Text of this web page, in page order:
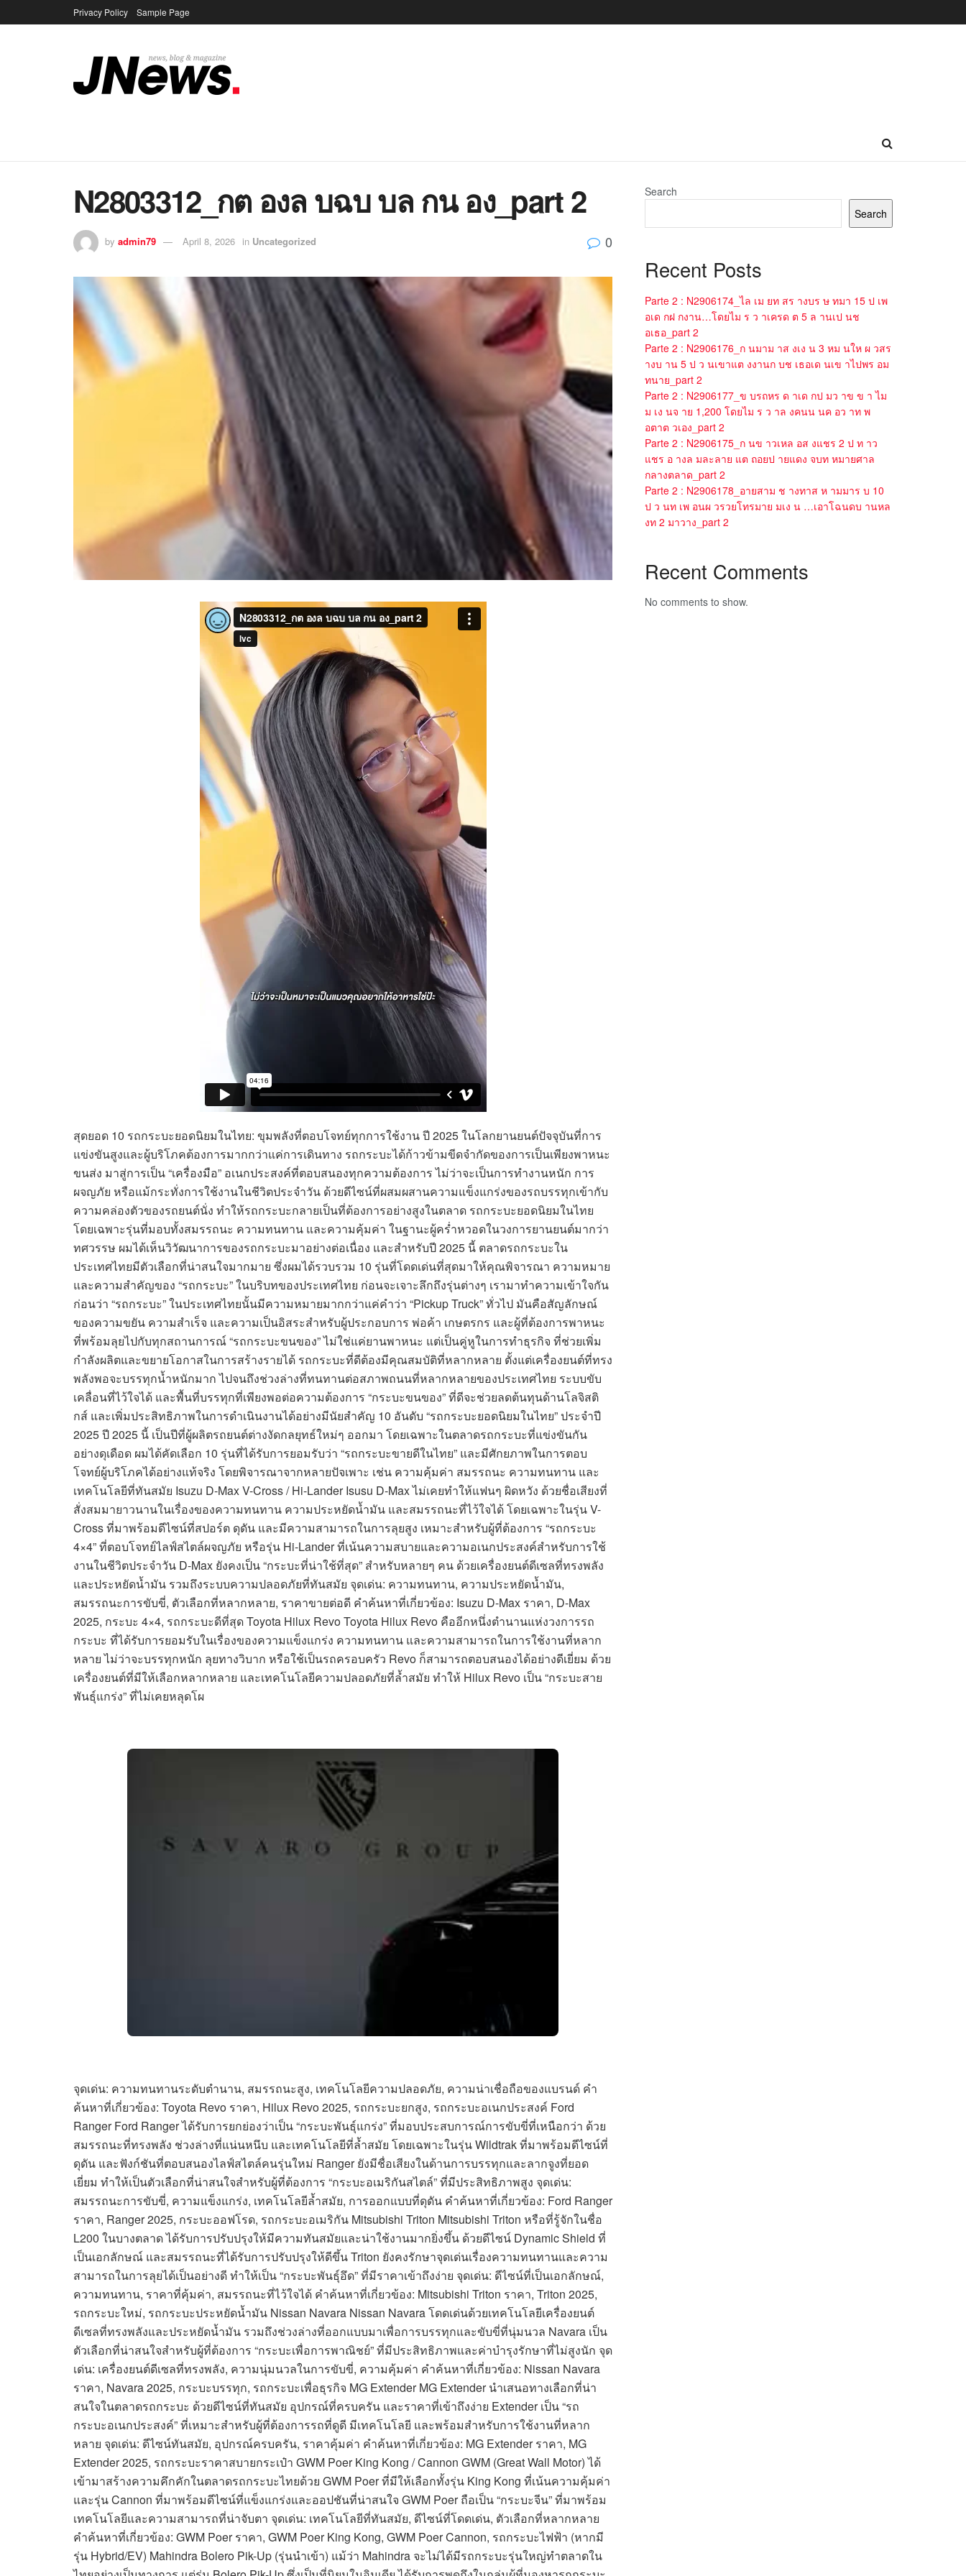
Privacy Policy Sample Page
N2803312_กต องล บฉบ บล กน อง_part 2
by admin79 April 8, 2026 in Uncategorized 0
สุดยอด 10 รถกระบะยอดนิยมในไทย: ขุมพลังที่ตอบโจทย์ทุกการใช้งาน ปี 2025 ในโลกยานยนต์ปัจจุบันที่การ
แข่งขันสูงและผู้บริโภคต้องการมากกว่าแค่การเดินทาง รถกระบะได้ก้าวข้ามขีดจำกัดของการเป็นเพียงพาหนะ
ขนส่ง มาสู่การเป็น “เครื่องมือ” อเนกประสงค์ที่ตอบสนองทุกความต้องการ ไม่ว่าจะเป็นการทำงานหนัก การ
ผจญภัย หรือแม้กระทั่งการใช้งานในชีวิตประจำวัน ด้วยดีไซน์ที่ผสมผสานความแข็งแกร่งของรถบรรทุกเข้ากับ
ความคล่องตัวของรถยนต์นั่ง ทำให้รถกระบะกลายเป็นที่ต้องการอย่างสูงในตลาด รถกระบะยอดนิยมในไทย
โดยเฉพาะรุ่นที่มอบทั้งสมรรถนะ ความทนทาน และความคุ้มค่า ในฐานะผู้คร่ำหวอดในวงการยานยนต์มากว่า
ทศวรรษ ผมได้เห็นวิวัฒนาการของรถกระบะมาอย่างต่อเนื่อง และสำหรับปี 2025 นี้ ตลาดรถกระบะใน
ประเทศไทยมีตัวเลือกที่น่าสนใจมากมาย ซึ่งผมได้รวบรวม 10 รุ่นที่โดดเด่นที่สุดมาให้คุณพิจารณา ความหมาย
และความสำคัญของ “รถกระบะ” ในบริบทของประเทศไทย ก่อนจะเจาะลึกถึงรุ่นต่างๆ เรามาทำความเข้าใจกัน
ก่อนว่า “รถกระบะ” ในประเทศไทยนั้นมีความหมายมากกว่าแค่คำว่า “Pickup Truck” ทั่วไป มันคือสัญลักษณ์
ของความขยัน ความสำเร็จ และความเป็นอิสระสำหรับผู้ประกอบการ พ่อค้า เกษตรกร และผู้ที่ต้องการพาหนะ
ที่พร้อมลุยไปกับทุกสถานการณ์ “รถกระบะขนของ” ไม่ใช่แค่ยานพาหนะ แต่เป็นคู่หูในการทำธุรกิจ ที่ช่วยเพิ่ม
กำลังผลิตและขยายโอกาสในการสร้างรายได้ รถกระบะที่ดีต้องมีคุณสมบัติที่หลากหลาย ตั้งแต่เครื่องยนต์ที่ทรง
พลังพอจะบรรทุกน้ำหนักมาก ไปจนถึงช่วงล่างที่ทนทานต่อสภาพถนนที่หลากหลายของประเทศไทย ระบบขับ
เคลื่อนที่ไว้ใจได้ และพื้นที่บรรทุกที่เพียงพอต่อความต้องการ “กระบะขนของ” ที่ดีจะช่วยลดต้นทุนด้านโลจิสติ
กส์ และเพิ่มประสิทธิภาพในการดำเนินงานได้อย่างมีนัยสำคัญ 10 อันดับ “รถกระบะยอดนิยมในไทย” ประจำปี
2025 ปี 2025 นี้ เป็นปีที่ผู้ผลิตรถยนต์ต่างงัดกลยุทธ์ใหม่ๆ ออกมา โดยเฉพาะในตลาดรถกระบะที่แข่งขันกัน
อย่างดุเดือด ผมได้คัดเลือก 10 รุ่นที่ได้รับการยอมรับว่า “รถกระบะขายดีในไทย” และมีศักยภาพในการตอบ
โจทย์ผู้บริโภคได้อย่างแท้จริง โดยพิจารณาจากหลายปัจเพาะ เช่น ความคุ้มค่า สมรรถนะ ความทนทาน และ
เทคโนโลยีที่ทันสมัย Isuzu D-Max V-Cross / Hi-Lander Isusu D-Max ไม่เคยทำให้แฟนๆ ผิดหวัง ด้วยชื่อเสียงที่
สั่งสมมายาวนานในเรื่องของความทนทาน ความประหยัดน้ำมัน และสมรรถนะที่ไว้ใจได้ โดยเฉพาะในรุ่น V-
Cross ที่มาพร้อมดีไซน์ที่สปอร์ต ดุดัน และมีความสามารถในการลุยสูง เหมาะสำหรับผู้ที่ต้องการ “รถกระบะ
4×4” ที่ตอบโจทย์ไลฟ์สไตล์ผจญภัย หรือรุ่น Hi-Lander ที่เน้นความสบายและความอเนกประสงค์สำหรับการใช้
งานในชีวิตประจำวัน D-Max ยังคงเป็น “กระบะที่น่าใช้ที่สุด” สำหรับหลายๆ คน ด้วยเครื่องยนต์ดีเซลที่ทรงพลัง
และประหยัดน้ำมัน รวมถึงระบบความปลอดภัยที่ทันสมัย จุดเด่น: ความทนทาน, ความประหยัดน้ำมัน,
สมรรถนะการขับขี่, ตัวเลือกที่หลากหลาย, ราคาขายต่อดี คำค้นหาที่เกี่ยวข้อง: Isuzu D-Max ราคา, D-Max
2025, กระบะ 4×4, รถกระบะดีที่สุด Toyota Hilux Revo Toyota Hilux Revo คืออีกหนึ่งตำนานแห่งวงการรถ
กระบะ ที่ได้รับการยอมรับในเรื่องของความแข็งแกร่ง ความทนทาน และความสามารถในการใช้งานที่หลาก
หลาย ไม่ว่าจะบรรทุกหนัก ลุยทางวิบาก หรือใช้เป็นรถครอบครัว Revo ก็สามารถตอบสนองได้อย่างดีเยี่ยม ด้วย
เครื่องยนต์ที่มีให้เลือกหลากหลาย และเทคโนโลยีความปลอดภัยที่ล้ำสมัย ทำให้ Hilux Revo เป็น “กระบะสาย
พันธุ์แกร่ง” ที่ไม่เคยหลุดโผ
จุดเด่น: ความทนทานระดับตำนาน, สมรรถนะสูง, เทคโนโลยีความปลอดภัย, ความน่าเชื่อถือของแบรนด์ คำ
ค้นหาที่เกี่ยวข้อง: Toyota Revo ราคา, Hilux Revo 2025, รถกระบะยกสูง, รถกระบะอเนกประสงค์ Ford
Ranger Ford Ranger ได้รับการยกย่องว่าเป็น “กระบะพันธุ์แกร่ง” ที่มอบประสบการณ์การขับขี่ที่เหนือกว่า ด้วย
สมรรถนะที่ทรงพลัง ช่วงล่างที่แน่นหนึบ และเทคโนโลยีที่ล้ำสมัย โดยเฉพาะในรุ่น Wildtrak ที่มาพร้อมดีไซน์ที่
ดุดัน และฟังก์ชันที่ตอบสนองไลฟ์สไตล์คนรุ่นใหม่ Ranger ยังมีชื่อเสียงในด้านการบรรทุกและลากจูงที่ยอด
เยี่ยม ทำให้เป็นตัวเลือกที่น่าสนใจสำหรับผู้ที่ต้องการ “กระบะอเมริกันสไตล์” ที่มีประสิทธิภาพสูง จุดเด่น:
สมรรถนะการขับขี่, ความแข็งแกร่ง, เทคโนโลยีล้ำสมัย, การออกแบบที่ดุดัน คำค้นหาที่เกี่ยวข้อง: Ford Ranger
ราคา, Ranger 2025, กระบะออฟโรด, รถกระบะอเมริกัน Mitsubishi Triton Mitsubishi Triton หรือที่รู้จักในชื่อ
L200 ในบางตลาด ได้รับการปรับปรุงให้มีความทันสมัยและน่าใช้งานมากยิ่งขึ้น ด้วยดีไซน์ Dynamic Shield ที่
เป็นเอกลักษณ์ และสมรรถนะที่ได้รับการปรับปรุงให้ดีขึ้น Triton ยังคงรักษาจุดเด่นเรื่องความทนทานและความ
สามารถในการลุยได้เป็นอย่างดี ทำให้เป็น “กระบะพันธุ์อึด” ที่มีราคาเข้าถึงง่าย จุดเด่น: ดีไซน์ที่เป็นเอกลักษณ์,
ความทนทาน, ราคาที่คุ้มค่า, สมรรถนะที่ไว้ใจได้ คำค้นหาที่เกี่ยวข้อง: Mitsubishi Triton ราคา, Triton 2025,
รถกระบะใหม่, รถกระบะประหยัดน้ำมัน Nissan Navara Nissan Navara โดดเด่นด้วยเทคโนโลยีเครื่องยนต์
ดีเซลที่ทรงพลังและประหยัดน้ำมัน รวมถึงช่วงล่างที่ออกแบบมาเพื่อการบรรทุกและขับขี่ที่นุ่มนวล Navara เป็น
ตัวเลือกที่น่าสนใจสำหรับผู้ที่ต้องการ “กระบะเพื่อการพาณิชย์” ที่มีประสิทธิภาพและค่าบำรุงรักษาที่ไม่สูงนัก จุด
เด่น: เครื่องยนต์ดีเซลที่ทรงพลัง, ความนุ่มนวลในการขับขี่, ความคุ้มค่า คำค้นหาที่เกี่ยวข้อง: Nissan Navara
ราคา, Navara 2025, กระบะบรรทุก, รถกระบะเพื่อธุรกิจ MG Extender MG Extender นำเสนอทางเลือกที่น่า
สนใจในตลาดรถกระบะ ด้วยดีไซน์ที่ทันสมัย อุปกรณ์ที่ครบครัน และราคาที่เข้าถึงง่าย Extender เป็น “รถ
กระบะอเนกประสงค์” ที่เหมาะสำหรับผู้ที่ต้องการรถที่ดูดี มีเทคโนโลยี และพร้อมสำหรับการใช้งานที่หลาก
หลาย จุดเด่น: ดีไซน์ทันสมัย, อุปกรณ์ครบครัน, ราคาคุ้มค่า คำค้นหาที่เกี่ยวข้อง: MG Extender ราคา, MG
Extender 2025, รถกระบะราคาสบายกระเป๋า GWM Poer King Kong / Cannon GWM (Great Wall Motor) ได้
เข้ามาสร้างความคึกคักในตลาดรถกระบะไทยด้วย GWM Poer ที่มีให้เลือกทั้งรุ่น King Kong ที่เน้นความคุ้มค่า
และรุ่น Cannon ที่มาพร้อมดีไซน์ที่แข็งแกร่งและออปชันที่น่าสนใจ GWM Poer ถือเป็น “กระบะจีน” ที่มาพร้อม
เทคโนโลยีและความสามารถที่น่าจับตา จุดเด่น: เทคโนโลยีที่ทันสมัย, ดีไซน์ที่โดดเด่น, ตัวเลือกที่หลากหลาย
คำค้นหาที่เกี่ยวข้อง: GWM Poer ราคา, GWM Poer King Kong, GWM Poer Cannon, รถกระบะไฟฟ้า (หากมี
รุ่น Hybrid/EV) Mahindra Bolero Pik-Up (รุ่นนำเข้า) แม้ว่า Mahindra จะไม่ได้มีรถกระบะรุ่นใหญ่ทำตลาดใน
Search
Search
Recent Posts
Parte 2 : N2906174_ไล เม ยท สร างบร ษ ทมา 15 ป เพ
อเด กฝ กงาน…โดยไม ร ว าเครด ต 5 ล านเป นช
อเธอ_part 2
Parte 2 : N2906176_ก นมาม าส งเง น 3 หม นให ผ วสร
างบ าน 5 ป ว นเขาแต งงานก บช เธอเด นเข าไปพร อม
ทนาย_part 2
Parte 2 : N2906177_ข บรถหร ด าเด กป มว าข ข า ไม
ม เง นจ าย 1,200 โดยไม ร ว าล งคนน นค อว าท พ
อตาต วเอง_part 2
Parte 2 : N2906175_ก นข าวเหล อส งแชร 2 ป ท าว
แชร อ างล มละลาย แต ถอยป ายแดง จบท หมายศาล
กลางตลาด_part 2
Parte 2 : N2906178_อายสาม ช างทาส ห ามมาร บ 10
ป ว นท เพ อนผ วรวยโทรมาย มเง น …เอาโฉนดบ านหล
งท 2 มาวาง_part 2
Recent Comments
No comments to show.